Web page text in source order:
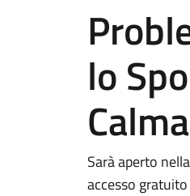
lo
Sarà aperto
accesso gratuito